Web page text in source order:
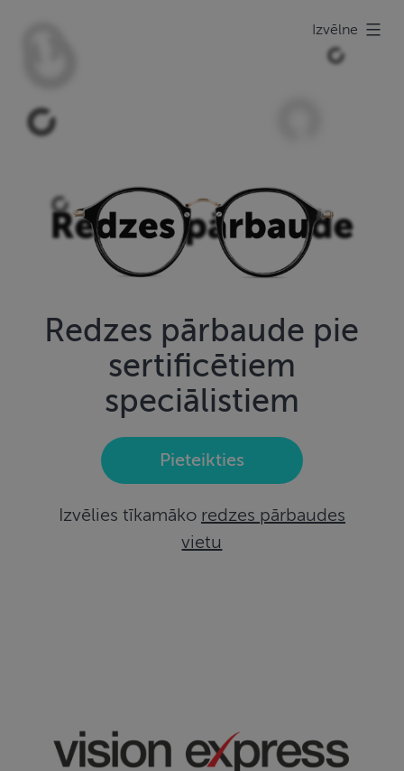
Izvēlne
Redzes pārbaude pie
sertificētiem
speciālistiem
Pieteikties
Izvēlies tīkamāko redzes pārbaudes
vietu